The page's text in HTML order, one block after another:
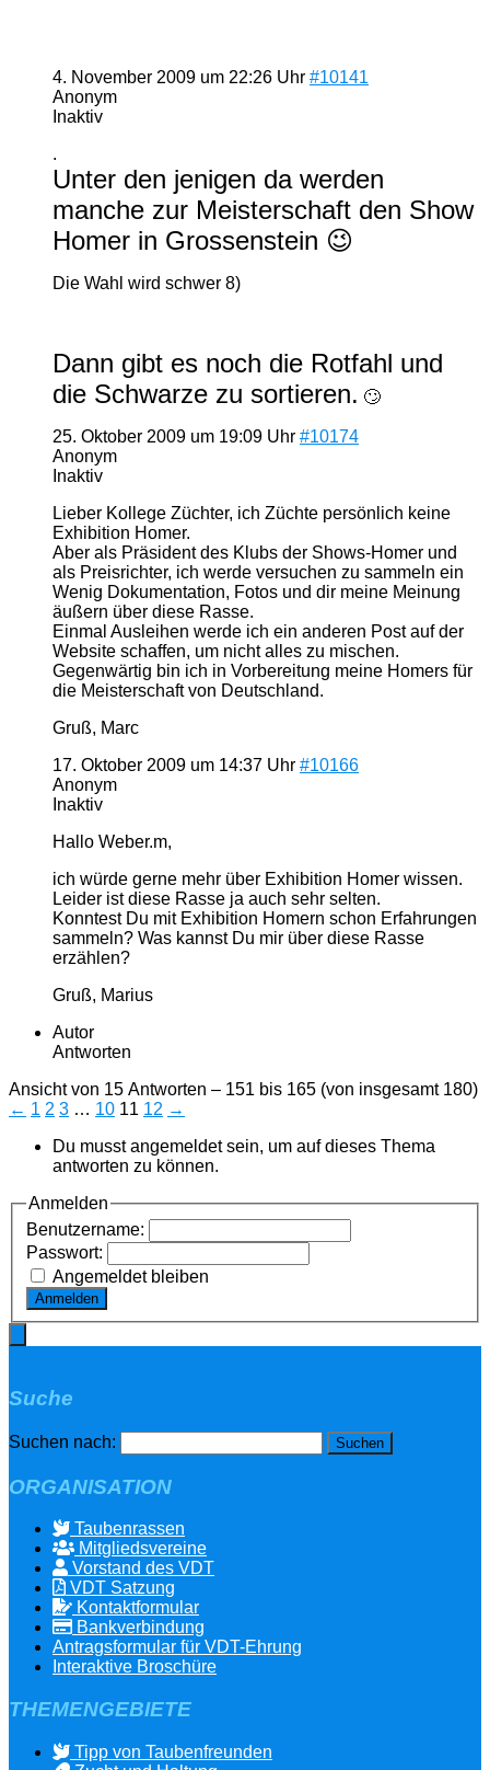
4. November 2009 um 22:26 Uhr #10141
Anonym
Inaktiv
.
Unter den jenigen da werden
manche zur Meisterschaft den Show
Homer in Grossenstein 😉
Die Wahl wird schwer 8)
Dann gibt es noch die Rotfahl und
die Schwarze zu sortieren. 🙄
25. Oktober 2009 um 19:09 Uhr #10174
Anonym
Inaktiv
Lieber Kollege Züchter, ich Züchte persönlich keine
Exhibition Homer.
Aber als Präsident des Klubs der Shows-Homer und
als Preisrichter, ich werde versuchen zu sammeln ein
Wenig Dokumentation, Fotos und dir meine Meinung
äußern über diese Rasse.
Einmal Ausleihen werde ich ein anderen Post auf der
Website schaffen, um nicht alles zu mischen.
Gegenwärtig bin ich in Vorbereitung meine Homers für
die Meisterschaft von Deutschland.
Gruß, Marc
17. Oktober 2009 um 14:37 Uhr #10166
Anonym
Inaktiv
Hallo Weber.m,
ich würde gerne mehr über Exhibition Homer wissen.
Leider ist diese Rasse ja auch sehr selten.
Konntest Du mit Exhibition Homern schon Erfahrungen
sammeln? Was kannst Du mir über diese Rasse
erzählen?
Gruß, Marius
Autor
Antworten
Ansicht von 15 Antworten – 151 bis 165 (von insgesamt 180)
← 1 2 3 … 10 11 12 →
Du musst angemeldet sein, um auf dieses Thema
antworten zu können.
Anmelden
Benutzername:
Passwort:
Angemeldet bleiben
Anmelden
Suche
Suchen nach:
ORGANISATION
Taubenrassen
Mitgliedsvereine
Vorstand des VDT
VDT Satzung
Kontaktformular
Bankverbindung
Antragsformular für VDT-Ehrung
Interaktive Broschüre
THEMENGEBIETE
Tipp von Taubenfreunden